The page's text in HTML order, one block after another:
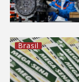
Brasil